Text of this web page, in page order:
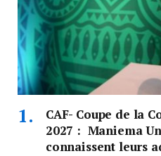
CAF- Coupe de la
2027 : Maniema
connaissent leurs